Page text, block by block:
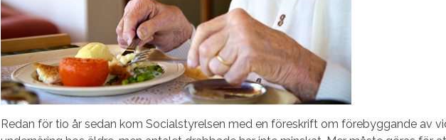
Redan för tio år sedan kom Socialstyrelsen med en föreskrift om förebyggande av